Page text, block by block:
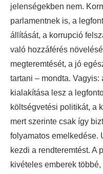
jelenségekben nem.
parlamentnek is, a
állítását, a korrupció
való hozzáférés
megteremtését, a jó
tartani – mondta.
kialakítása lesz a
költségvetési politikát, a
mert szerinte csak így
folyamatos emelkedése.
kezdi a rendteremtést. A
kivételes emberek